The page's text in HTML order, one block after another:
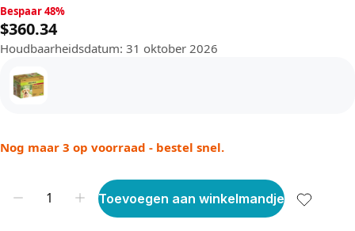
Bespaar 48%, $360.34
Bespaar 48%
$360.34
Houdbaarheidsdatum: 31 oktober 2026
Nog maar 3 op voorraad - bestel snel.
Toevoegen aan winkelmandje